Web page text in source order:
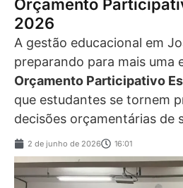
Orçamento
2026
A gestão educacional em
preparando para mais uma
Orçamento Participativo
que estudantes se tornem
decisões orçamentárias de
2 de junho de 2026 16:01